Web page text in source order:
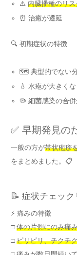
⚠️内臓播種のリス
⏰ 治癒が遷延
🔍 初期症状の特徴
🗺️ 典型的でない
💧 水疱が大きく
🦠 細菌感染の合
✅ 早期発見の
一般の方が帯状疱疹
をまとめました。📋
📝 症状チェック
⚡ 痛みの特徴
□体の片側にのみ痛
□ピリピリ、チクチ